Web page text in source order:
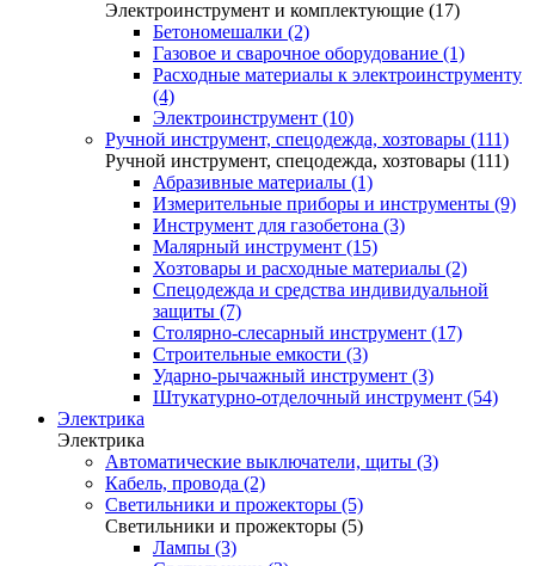
Электроинструмент и комплектующие (17)
Бетономешалки (2)
Газовое и сварочное оборудование (1)
Расходные материалы к электроинструменту
(4)
Электроинструмент (10)
Ручной инструмент, спецодежда, хозтовары (111)
Ручной инструмент, спецодежда, хозтовары (111)
Абразивные материалы (1)
Измерительные приборы и инструменты (9)
Инструмент для газобетона (3)
Малярный инструмент (15)
Хозтовары и расходные материалы (2)
Спецодежда и средства индивидуальной
защиты (7)
Столярно-слесарный инструмент (17)
Строительные емкости (3)
Ударно-рычажный инструмент (3)
Штукатурно-отделочный инструмент (54)
Электрика
Электрика
Автоматические выключатели, щиты (3)
Кабель, провода (2)
Светильники и прожекторы (5)
Светильники и прожекторы (5)
Лампы (3)